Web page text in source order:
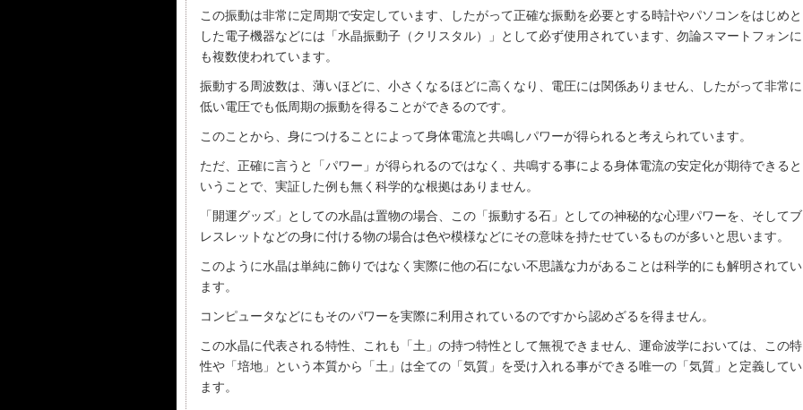
この振動は非常に定周期で安定しています、したがって正確な振動を必要とする時計やパソコンをはじめと
した電子機器などには「水晶振動子（クリスタル）」として必ず使用されています、勿論スマートフォンに
も複数使われています。
振動する周波数は、薄いほどに、小さくなるほどに高くなり、電圧には関係ありません、したがって非常に
低い電圧でも低周期の振動を得ることができるのです。
このことから、身につけることによって身体電流と共鳴しパワーが得られると考えられています。
ただ、正確に言うと「パワー」が得られるのではなく、共鳴する事による身体電流の安定化が期待できると
いうことで、実証した例も無く科学的な根拠はありません。
「開運グッズ」としての水晶は置物の場合、この「振動する石」としての神秘的な心理パワーを、そしてブ
レスレットなどの身に付ける物の場合は色や模様などにその意味を持たせているものが多いと思います。
このように水晶は単純に飾りではなく実際に他の石にない不思議な力があることは科学的にも解明されてい
ます。
コンピュータなどにもそのパワーを実際に利用されているのですから認めざるを得ません。
この水晶に代表される特性、これも「土」の持つ特性として無視できません、運命波学においては、この特
性や「培地」という本質から「土」は全ての「気質」を受け入れる事ができる唯一の「気質」と定義してい
ます。